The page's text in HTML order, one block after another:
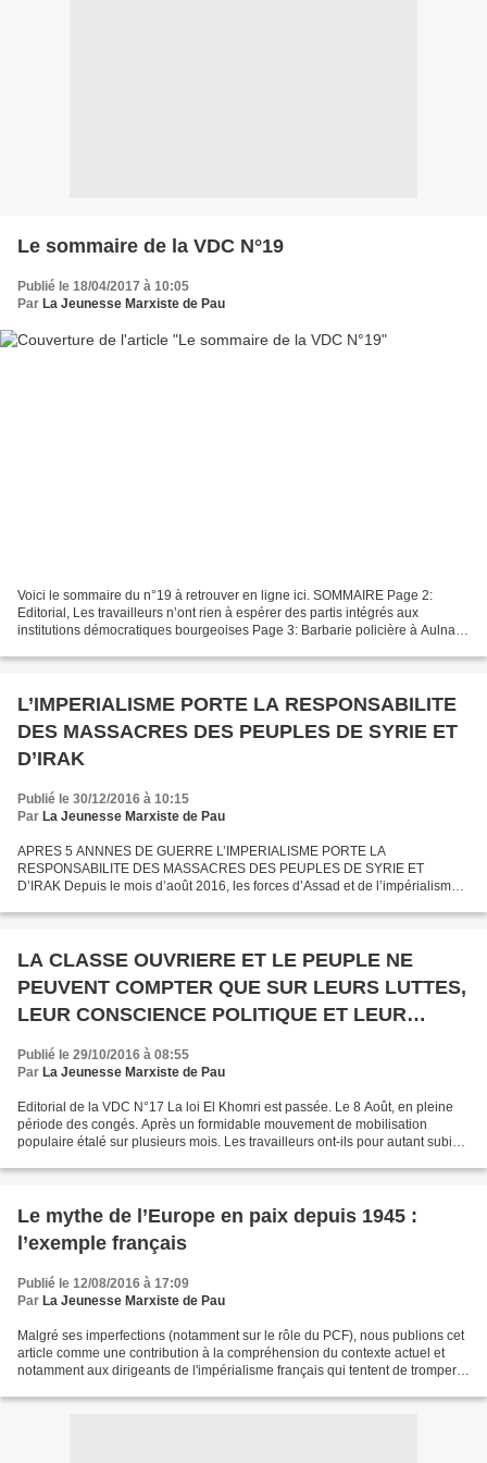
Le sommaire de la VDC N°19
Publié le 18/04/2017 à 10:05
Par La Jeunesse Marxiste de Pau
Voici le sommaire du n°19 à retrouver en ligne ici. SOMMAIRE Page 2:
Editorial, Les travailleurs n’ont rien à espérer des partis intégrés aux
institutions démocratiques bourgeoises Page 3: Barbarie policière à Aulnay-
L’IMPERIALISME PORTE LA RESPONSABILITE
DES MASSACRES DES PEUPLES DE SYRIE ET
D’IRAK
Publié le 30/12/2016 à 10:15
Par La Jeunesse Marxiste de Pau
APRES 5 ANNNES DE GUERRE L’IMPERIALISME PORTE LA
RESPONSABILITE DES MASSACRES DES PEUPLES DE SYRIE ET
D’IRAK Depuis le mois d’août 2016, les forces d’Assad et de l’impérialisme
LA CLASSE OUVRIERE ET LE PEUPLE NE
PEUVENT COMPTER QUE SUR LEURS LUTTES,
LEUR CONSCIENCE POLITIQUE ET LEUR
Publié le 29/10/2016 à 08:55
Par La Jeunesse Marxiste de Pau
Editorial de la VDC N°17 La loi El Khomri est passée. Le 8 Août, en pleine
période des congés. Après un formidable mouvement de mobilisation
populaire étalé sur plusieurs mois. Les travailleurs ont-ils pour autant subi
Le mythe de l’Europe en paix depuis 1945 :
l’exemple français
Publié le 12/08/2016 à 17:09
Par La Jeunesse Marxiste de Pau
Malgré ses imperfections (notamment sur le rôle du PCF), nous publions cet
article comme une contribution à la compréhension du contexte actuel et
notamment aux dirigeants de l'impérialisme français qui tentent de tromper